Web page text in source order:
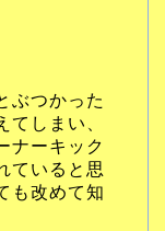
ぶつかった
てしまい、
ナーキック
ていると思
も改めて知